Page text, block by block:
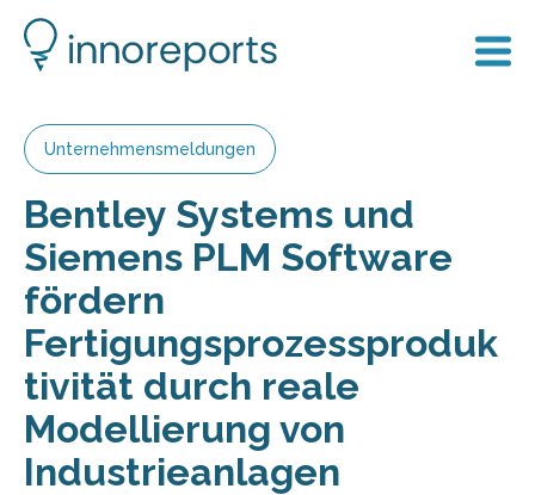
Unternehmensmeldungen
Bentley Systems und
Siemens PLM Software
fördern
Fertigungsprozessproduk
tivität durch reale
Modellierung von
Industrieanlagen